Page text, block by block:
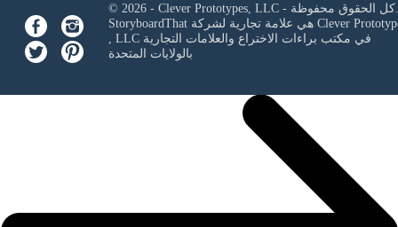
© 2026 - Clever Prototypes, LLC - كل الحقوق محفوظة.
StoryboardThat هي علامة تجارية لشركة Clever
, LLCفي مكتب براءات الاختراع والعلامات التجارية
بالولايات المتحدة